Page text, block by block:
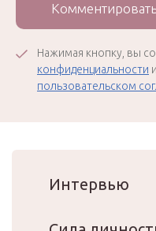
Нажимая кнопку, вы
конфиденциальности
пользовательском
Интервью